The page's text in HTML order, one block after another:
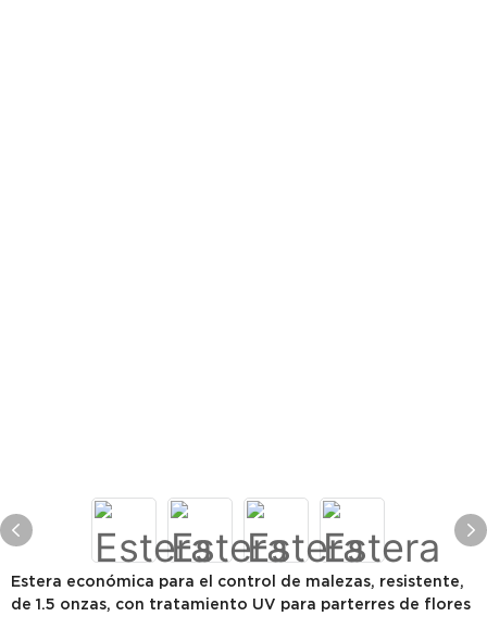
Estera económica para el control de malezas, resistente,
de 1.5 onzas, con tratamiento UV para parterres de flores